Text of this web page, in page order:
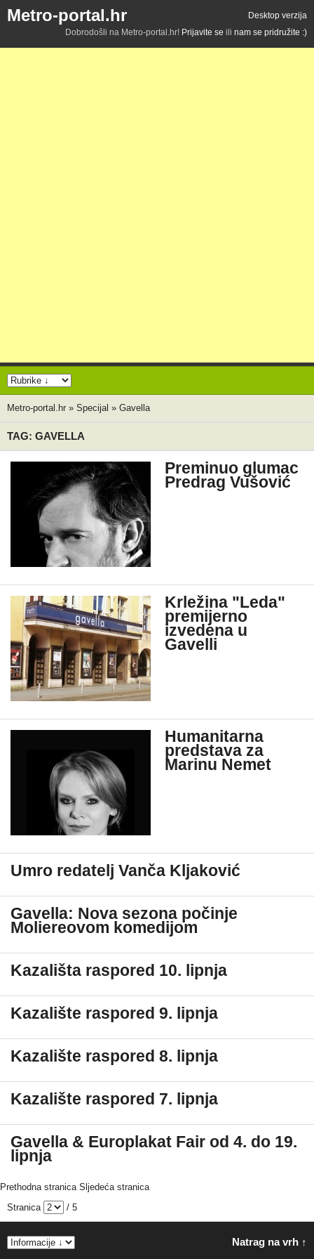
Metro-portal.hr
Desktop verzija
Dobrodošli na Metro-portal.hr! Prijavite se ili nam se pridružite :)
Metro-portal.hr » Specijal » Gavella
TAG: GAVELLA
Preminuo glumac
Predrag Vušović
Krležina "Leda"
premijerno
izvedena u
Gavelli
Humanitarna
predstava za
Marinu Nemet
Umro redatelj Vanča Kljaković
Gavella: Nova sezona počinje
Moliereovom komedijom
Kazališta raspored 10. lipnja
Kazalište raspored 9. lipnja
Kazalište raspored 8. lipnja
Kazalište raspored 7. lipnja
Gavella & Europlakat Fair od 4. do 19.
lipnja
Prethodna stranica Sljedeća stranica
Stranica
/ 5
Natrag na vrh ↑